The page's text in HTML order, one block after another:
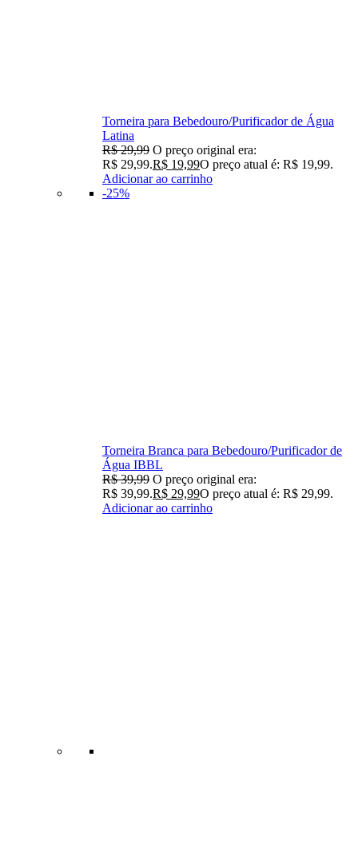
Torneira para Bebedouro/Purificador de Água
Latina
R$29,99 O preço original era:
R$ 29,99.R$ 19,99O preço atual é: R$ 19,99.
Adicionar ao carrinho
-25%
Torneira Branca para Bebedouro/Purificador de
Água IBBL
R$39,99 O preço original era:
R$ 39,99.R$ 29,99O preço atual é: R$ 29,99.
Adicionar ao carrinho